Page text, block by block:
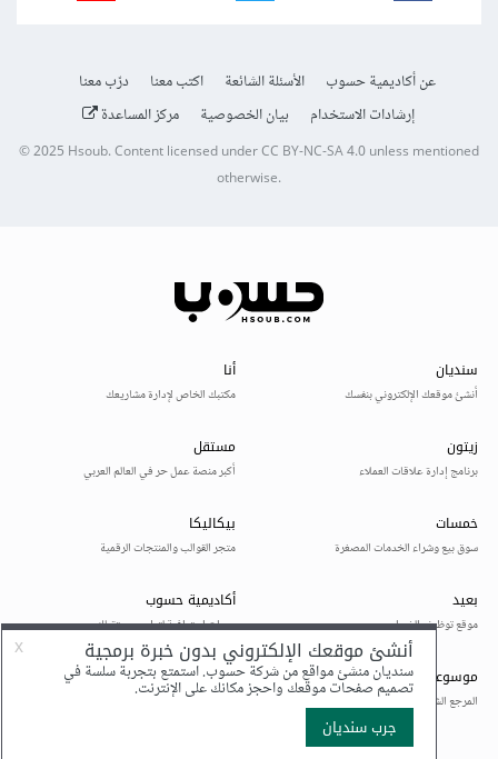
عن أكاديمية حسوب الأسئلة الشائعة اكتب معنا
درّب معنا
إرشادات الاستخدام
بيان الخصوصية مركز المساعدة
© 2025Hsoub.Content licensed underCC BY-NC-SA 4.0unless mentioned
otherwise.